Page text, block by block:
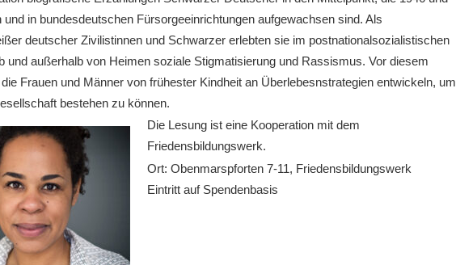
und in bundesdeutschen Fürsorgeeinrichtungen aufgewachsen sind. Als
deutscher Zivilistinnen und Schwarzer erlebten sie im postnationalsozialistischen
und außerhalb von Heimen soziale Stigmatisierung und Rassismus. Vor diesem
Frauen und Männer von frühester Kindheit an Überlebesnstrategien entwickeln, um
bestehen zu können.
Die Lesung ist eine Kooperation mit dem
Friedensbildungswerk.
Ort: Obenmarspforten 7-11, Friedensbildungswerk
Eintritt auf Spendenbasis